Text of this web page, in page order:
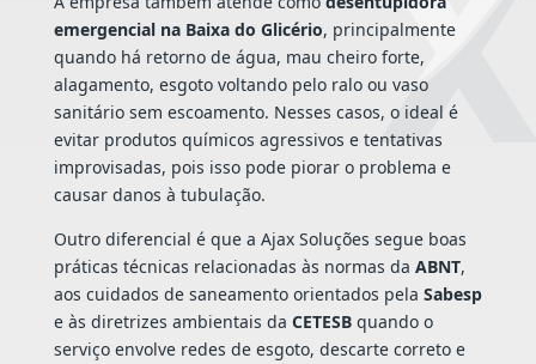
emergencial na Baixa do Glicério, principalmente
quando há retorno de água, mau cheiro forte,
alagamento, esgoto voltando pelo ralo ou vaso
sanitário sem escoamento. Nesses casos, o ideal é
evitar produtos químicos agressivos e tentativas
improvisadas, pois isso pode piorar o problema e
causar danos à tubulação.
Outro diferencial é que a Ajax Soluções segue boas
práticas técnicas relacionadas às normas da ABNT,
aos cuidados de saneamento orientados pela Sabesp
e às diretrizes ambientais da CETESBquando o
serviço envolve redes de esgoto, descarte correto e